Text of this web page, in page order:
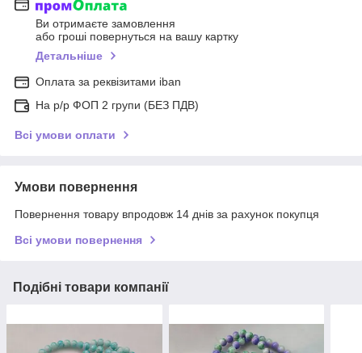
Ви отримаєте замовлення
або гроші повернуться на вашу картку
Детальніше
Оплата за реквізитами iban
На р/р ФОП 2 групи (БЕЗ ПДВ)
Всі умови оплати
Умови повернення
Повернення товару впродовж 14 днів за рахунок покупця
Всі умови повернення
Подібні товари компанії